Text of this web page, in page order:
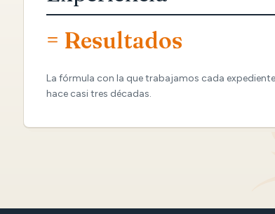
= Resultados
La fórmula con la que trabajamos cada
hace casi tres décadas.